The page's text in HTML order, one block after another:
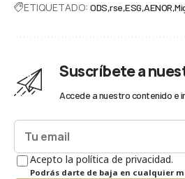
ETIQUETADO: ODS rse ESG AENOR
Suscríbete a
Accede a nuestro contenido e
Acepto la política de privacidad.
Podrás darte de baja en cualquier